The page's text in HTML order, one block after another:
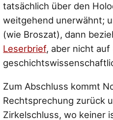
tatsächlich über den
weitgehend unerwähnt;
(wie Broszat), dann
Leserbrief, aber nicht auf
Zum Abschluss kommt
Rechtsprechung zurück
Zirkelschluss, wo keiner